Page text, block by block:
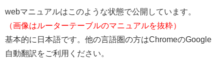
webマニュアルはこのような状態で公開しています。
（画像はルーターテーブルのマニュアルを抜粋）
基本的に日本語です。他の言語圏の方はChromeのGoogle
自動翻訳をご利用ください。